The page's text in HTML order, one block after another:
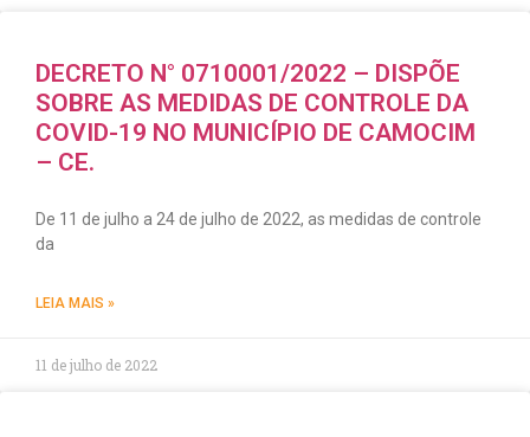
DECRETO N° 0710001/2022 – DISPÕE
SOBRE AS MEDIDAS DE CONTROLE DA
COVID-19 NO MUNICÍPIO DE CAMOCIM
– CE.
De 11 de julho a 24 de julho de 2022, as medidas de controle
da
LEIA MAIS »
11 de julho de 2022